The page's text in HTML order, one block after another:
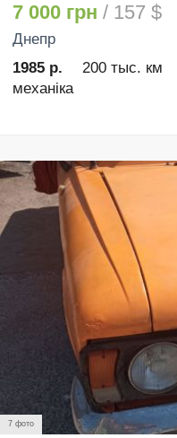
7 000 грн / 157 $
Днепр
1985 р.
200 тыс. км
механіка
7 фото